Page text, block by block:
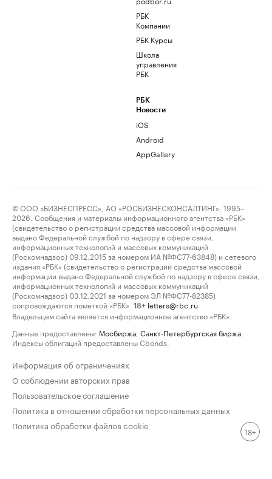
РБК
Компании
РБК Курсы
Школа
управления
РБК
РБК
Новости
iOS
Android
AppGallery
© ООО «БИЗНЕСПРЕСС», АО «РОСБИЗНЕСКОНСАЛТИНГ», 1995–
2026. Сообщения и материалы информационного агентства «РБК»
(свидетельство о регистрации средства массовой информации
выдано Федеральной службой по надзору в сфере связи,
информационных технологий и массовых коммуникаций
(Роскомнадзор) 09.12.2015 за номером ИА №ФС77-63848) и сетевого
издания «РБК» (свидетельство о регистрации средства массовой
информации выдано Федеральной службой по надзору в сфере связи,
информационных технологий и массовых коммуникаций
(Роскомнадзор) 03.12.2021 за номером ЭЛ №ФС77-82385)
сопровождаются пометкой «РБК».
18+ letters@rbc.ru
Владельцем сайта является информационное агентство «РБК».
Данные предоставлены: Мосбиржа Санкт-Петербургская биржа
Индексы облигаций предоставлены Cbonds.
Информация об ограничениях
О соблюдении авторских прав
Пользовательское соглашение
Политика в отношении обработки персональных данных
Политика обработки файлов cookie
18+